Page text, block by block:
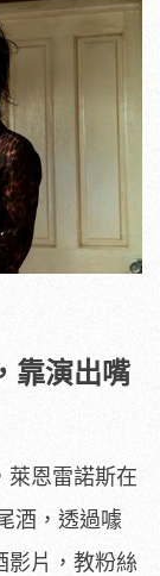
靠演出嘴
萊恩雷諾斯在
酒，透過噱
影片，教粉絲